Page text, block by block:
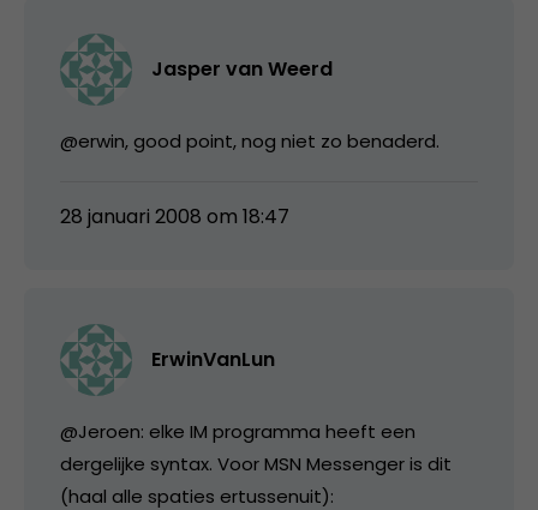
Jasper van Weerd
@erwin, good point, nog niet zo benaderd.
28 januari 2008 om 18:47
ErwinVanLun
@Jeroen: elke IM programma heeft een
dergelijke syntax. Voor MSN Messenger is dit
(haal alle spaties ertussenuit):